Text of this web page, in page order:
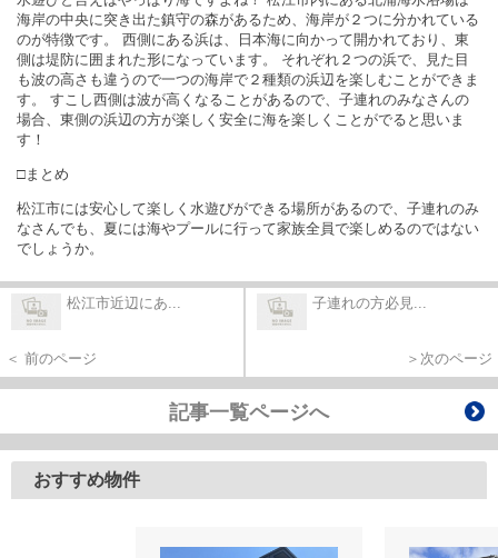
海岸の中央に突き出た鎮守の森があるため、海岸が２つに分かれている
のが特徴です。 西側にある浜は、日本海に向かって開かれており、東
側は堤防に囲まれた形になっています。 それぞれ２つの浜で、見た目
も波の高さも違うので一つの海岸で２種類の浜辺を楽しむことができま
す。 すこし西側は波が高くなることがあるので、子連れのみなさんの
場合、東側の浜辺の方が楽しく安全に海を楽しくことがでると思いま
す！
□まとめ
松江市には安心して楽しく水遊びができる場所があるので、子連れのみ
なさんでも、夏には海やプールに行って家族全員で楽しめるのではない
でしょうか。
松江市近辺にあ...
＜ 前のページ
子連れの方必見...
＞次のページ
記事一覧ページへ
おすすめ物件